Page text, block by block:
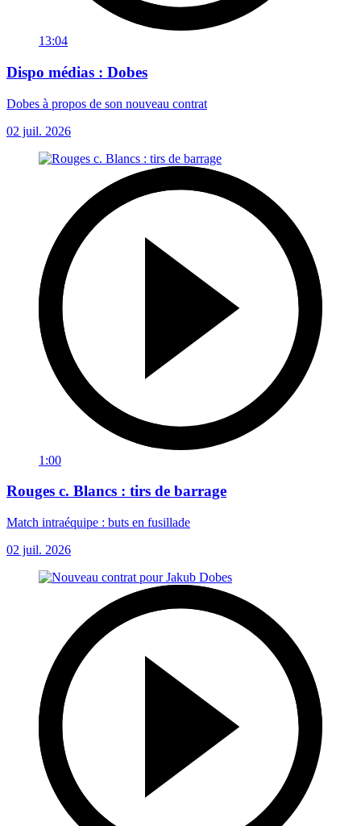
13:04
Dispo médias : Dobes
Dobes à propos de son nouveau contrat
02 juil. 2026
1:00
Rouges c. Blancs : tirs de barrage
Match intraéquipe : buts en fusillade
02 juil. 2026